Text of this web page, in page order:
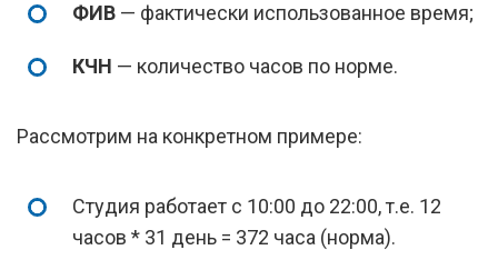
ФИВ — фактически использованное время;
КЧН — количество часов по норме.
Рассмотрим на конкретном примере:
Студия работает с 10:00 до 22:00, т.е. 12
часов * 31 день = 372 часа (норма).